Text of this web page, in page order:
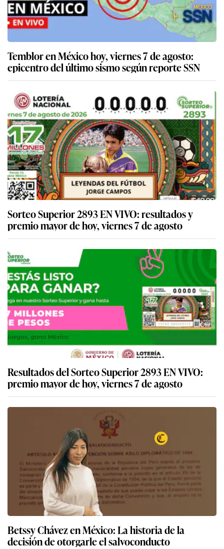
Temblor en México hoy, viernes 7 de agosto:
epicentro del último sismo según reporte SSN
Sorteo Superior 2893 EN VIVO: resultados y
premio mayor de hoy, viernes 7 de agosto
Resultados del Sorteo Superior 2893 EN VIVO:
premio mayor de hoy, viernes 7 de agosto
Betssy Chávez en México: La historia de la
decisión de otorgarle el salvoconducto